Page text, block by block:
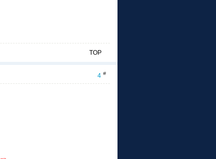
TOP
4 #